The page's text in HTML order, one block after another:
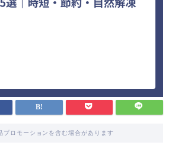
プロモーションを含む場合があります